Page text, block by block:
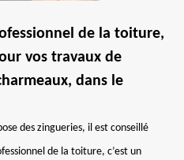
de la toiture,
vos travaux de
dans le
des zingueries, il est conseillé
de la toiture, c’est un